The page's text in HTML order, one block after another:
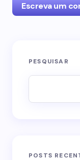
Escreva um
O seu
PESQUISAR
POSTS